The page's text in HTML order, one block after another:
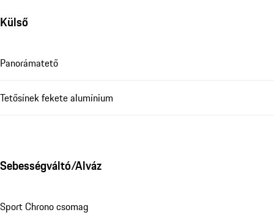
Külső
Panorámatető
Tetősínek fekete alumínium
Sebességváltó/Alváz
Sport Chrono csomag